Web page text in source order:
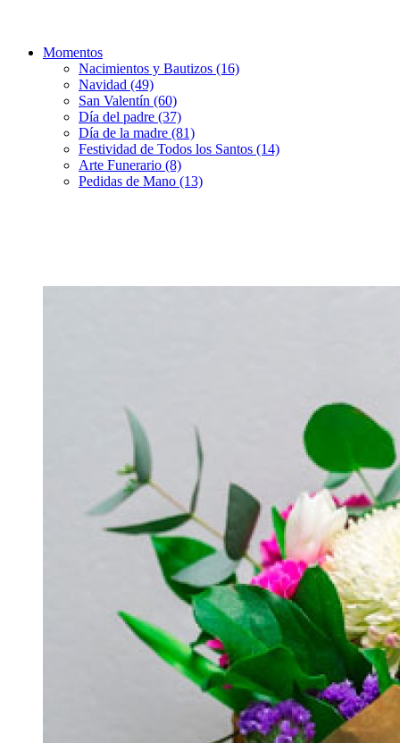
Momentos
Nacimientos y Bautizos (16)
Navidad (49)
San Valentín (60)
Día del padre (37)
Día de la madre (81)
Festividad de Todos los Santos (14)
Arte Funerario (8)
Pedidas de Mano (13)